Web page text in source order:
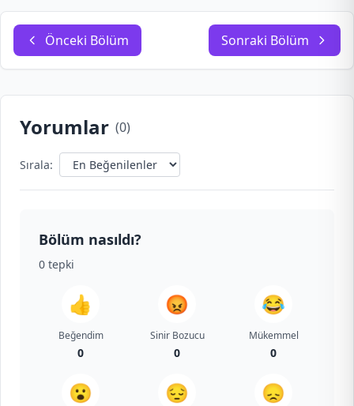
Önceki Bölüm Sonraki Bölüm
Yorumlar (0)
Sırala:
Bölüm nasıldı?
0 tepki
👍
Beğendim
0
😡
Sinir Bozucu
0
😂
Mükemmel
0
😮 😔 😞